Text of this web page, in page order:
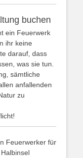
buchen
ein Feuerwerk
ihr keine
darauf, dass
was sie tun.
sämtliche
anfallenden
zu
Feuerwerker für